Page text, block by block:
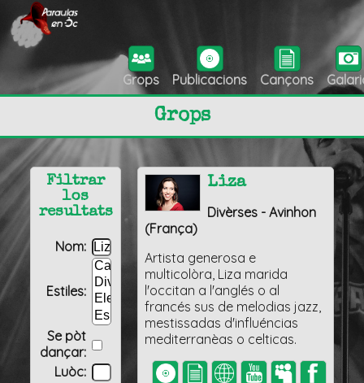
Grops Publicacions Cançons
Grops
Liza
Divèrses - Avinhon
(França)
Artista generosa e
multicolòra, Liza marida
l'occitan a l'anglés o al
francés sus de melodias jazz,
mestissadas d'influéncias
mediterranèas o celticas.
Filtrar
los
resultats
Nom:
Estiles:
Se pòt
dançar:
Luòc: